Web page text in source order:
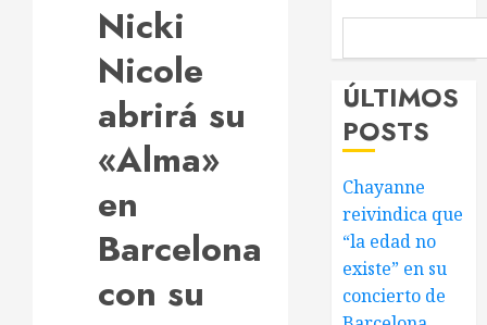
Nicki
Nicole
abrirá su
«Alma»
en
Barcelona
con su
ÚLTIMOS
POSTS
Chayanne
reivindica que
“la edad no
existe” en su
concierto de